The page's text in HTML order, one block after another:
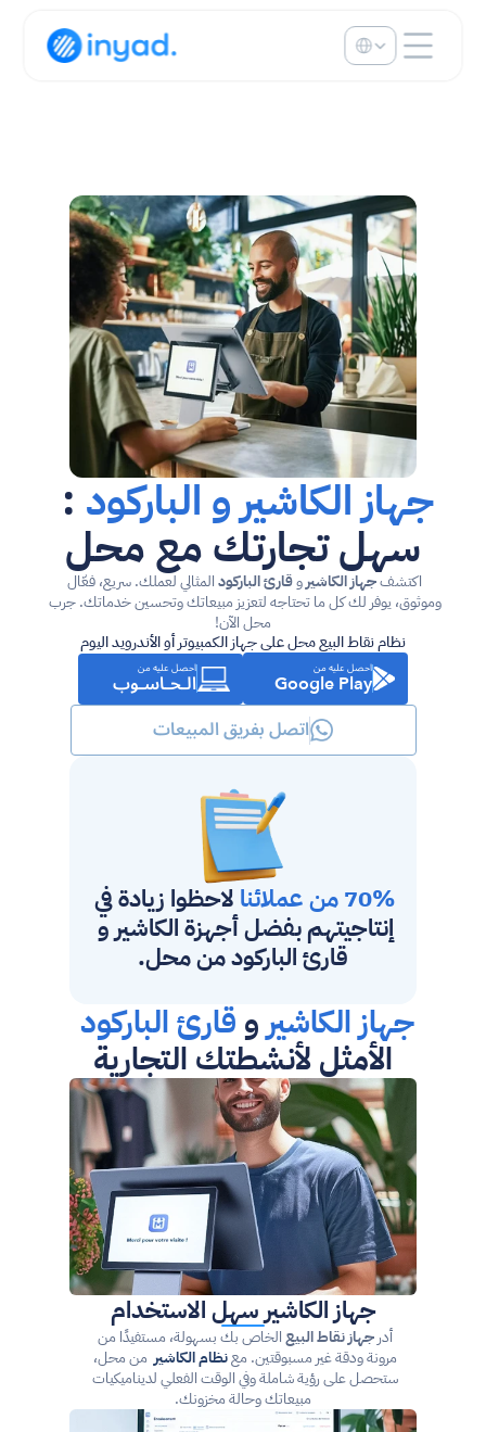
جهاز الكاشير و الباركود
سهل تجارتك مع محل
اكتشف جهاز الكاشير و قارئالباركود
محل الآن!
نظام نقاط البيع محل على جهاز الكمبيوتر أو الأندرويد اليوم
احصل عليه من
الـحـاسـوب احصل عليه من
Google Play
اتصل بفريق المبيعات
70% من عملائنا
إنتاجيتهم بفضل أجهزة الكاشير و
قارئ الباركود من محل.
جهاز الكاشير و قارئ الباركود
الأمثل لأنشطتك التجارية
جهاز الكاشير سهل الاستخدام
أدر جهاز نقاط البيع
مرونة ودقة غير مسبوقتين. مع نظام الكاشير
مبيعاتك وحالة مخزونك.
Select Language